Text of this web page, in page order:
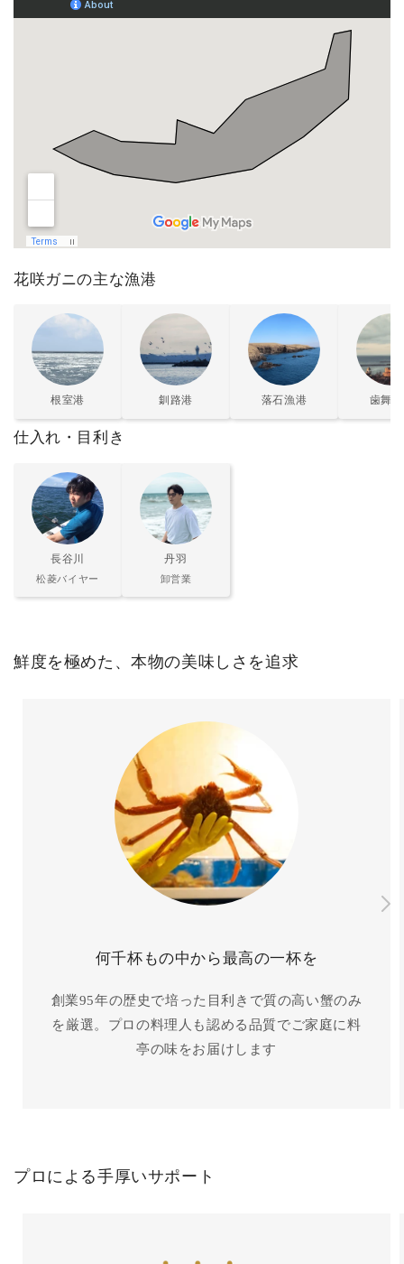
花咲ガニの主な漁港
根室港 釧路港 落石漁港 歯舞
仕入れ・目利き
長谷川
松菱バイヤー
丹羽
卸営業
鮮度を極めた、本物の美味しさを追求
何千杯もの中から最高の一杯を
創業95年の歴史で培った目利きで質の高い蟹のみ
を厳選。プロの料理人も認める品質でご家庭に料
亭の味をお届けします
プロによる手厚いサポート